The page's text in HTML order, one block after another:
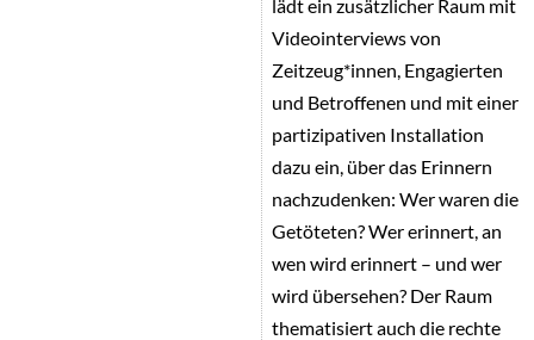
lädt ein zusätzlicher Raum mit
Videointerviews von
Zeitzeug*innen, Engagierten
und Betroffenen und mit einer
partizipativen Installation
dazu ein, über das Erinnern
nachzudenken: Wer waren die
Getöteten? Wer erinnert, an
wen wird erinnert – und wer
wird übersehen? Der Raum
thematisiert auch die rechte